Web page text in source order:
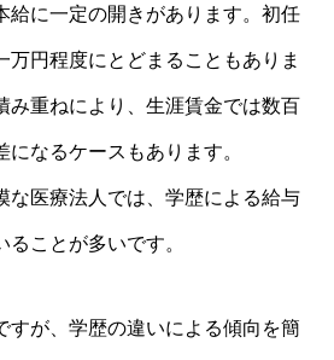
給に一定の開きがあります。初任
万円程度にとどまることもありま
み重ねにより、生涯賃金では数百
なるケースもあります。
な医療法人では、学歴による給与
ことが多いです。
すが、学歴の違いによる傾向を簡